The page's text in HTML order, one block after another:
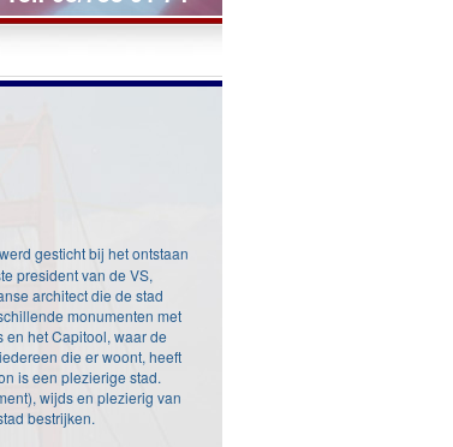
gesticht bij het ontstaan
president van de VS,
architect die de stad
monumenten met
het Capitool, waar de
die er woont, heeft
is een plezierige stad.
wijds en plezierig van
bestrijken.